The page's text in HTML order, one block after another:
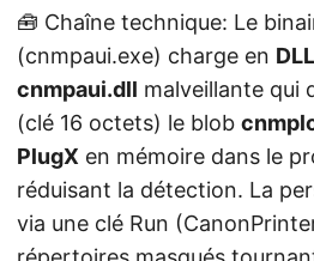
🧰 Chaîne technique: Le
(cnmpaui.exe) charge en
cnmpaui.dll malveillante qui
(clé 16 octets) le blob
PlugX en mémoire dans le
réduisant la détection. La
via une clé Run